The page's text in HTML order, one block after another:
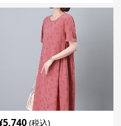
5,740 (税込)